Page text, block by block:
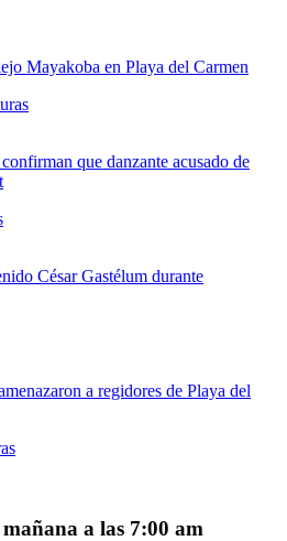
Mayakoba en Playa del Carmen
que danzante acusado de
César Gastélum durante
a regidores de Playa del
a las 7:00 am